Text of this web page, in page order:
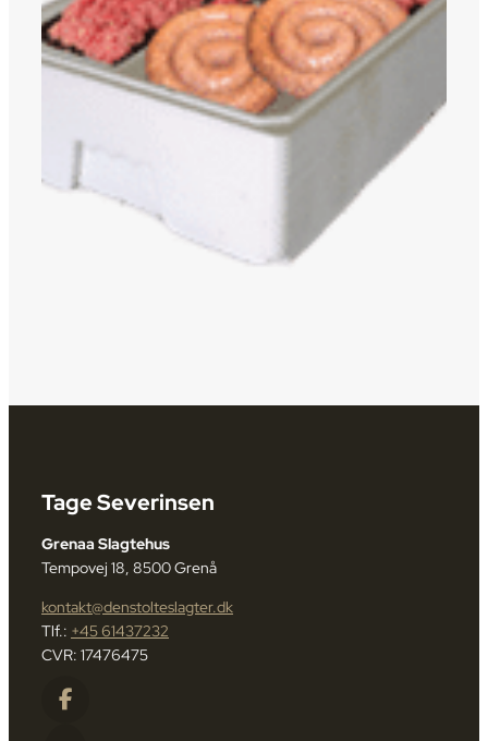
Tage Severinsen
Grenaa Slagtehus
Tempovej 18, 8500 Grenå
kontakt@denstolteslagter.dk
Tlf.: +45 61437232
CVR: 17476475